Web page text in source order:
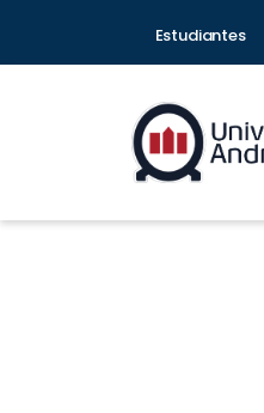
Estudiantes